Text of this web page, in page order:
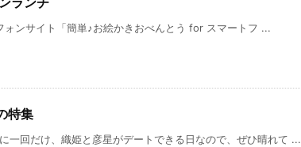
ォンサイト「簡単♪お絵かきおべんとう for スマートフ ...
特集
一回だけ、織姫と彦星がデートできる日なので、ぜひ晴れて ...